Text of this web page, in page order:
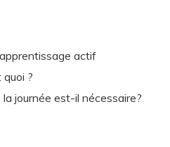
actif
?
la journée est-il nécessaire?